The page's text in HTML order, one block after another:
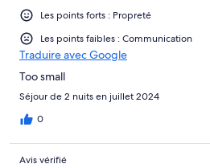
Les points forts : Propreté
Les points faibles : Communication
Traduire avec Google
Too small
Séjour de 2 nuits en juillet 2024
0
Avis vérifié